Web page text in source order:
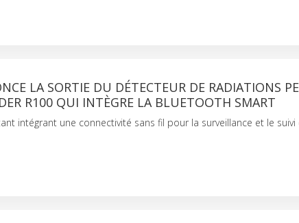
LA SORTIE DU DÉTECTEUR DE RADIATIONS
R100 QUI INTÈGRE LA BLUETOOTH SMART
intégrant une connectivité sans fil pour la surveillance et le